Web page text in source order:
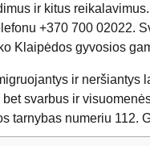
ir kitus
+370 700 02022.
Klaipėdos gyvosios
ir
svarbus ir
tarnybas numeriu 112.